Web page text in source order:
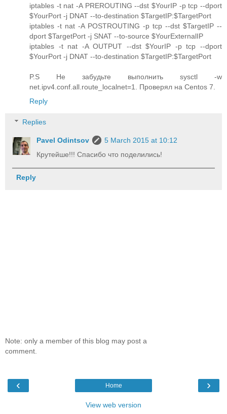
iptables -t nat -A PREROUTING --dst $YourIP -p tcp --dport
$YourPort -j DNAT --to-destination $TargetIP:$TargetPort
iptables -t nat -A POSTROUTING -p tcp --dst $TargetIP --
dport $TargetPort -j SNAT --to-source $YourExternalIP
iptables -t nat -A OUTPUT --dst $YourIP -p tcp --dport
$YourPort -j DNAT --to-destination $TargetIP:$TargetPort
P.S Не забудьте выполнить sysctl -w
net.ipv4.conf.all.route_localnet=1. Проверял на Centos 7.
Reply
Replies
Pavel Odintsov
5 March 2015 at 10:12
Крутейше!!! Спасибо что поделились!
Reply
Note: only a member of this blog may post a
comment.
‹ ›
Home
View web version